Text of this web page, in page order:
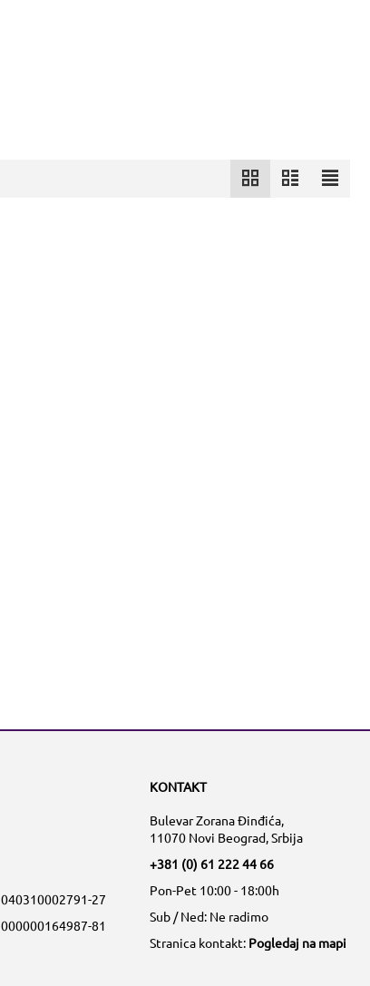
27
81
KONTAKT
Bulevar Zorana Đinđića,
11070 Novi Beograd, Srbija
+381 (0) 61 222 44 66
Pon-Pet 10:00 - 18:00h
Sub / Ned: Ne radimo
Stranica kontakt: Pogledaj na mapi